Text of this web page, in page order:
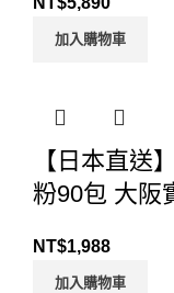
加入購物車
【日本直送
粉90包 大阪
NT$1,988
加入購物車